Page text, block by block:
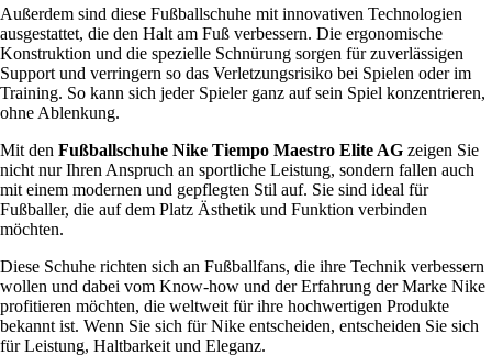
Außerdem sind diese Fußballschuhe mit innovativen Technologien
ausgestattet, die den Halt am Fuß verbessern. Die ergonomische
Konstruktion und die spezielle Schnürung sorgen für zuverlässigen
Support und verringern so das Verletzungsrisiko bei Spielen oder im
Training. So kann sich jeder Spieler ganz auf sein Spiel konzentrieren,
ohne Ablenkung.
Mit den Fußballschuhe Nike Tiempo Maestro Elite AG zeigen Sie
nicht nur Ihren Anspruch an sportliche Leistung, sondern fallen auch
mit einem modernen und gepflegten Stil auf. Sie sind ideal für
Fußballer, die auf dem Platz Ästhetik und Funktion verbinden
möchten.
Diese Schuhe richten sich an Fußballfans, die ihre Technik verbessern
wollen und dabei vom Know-how und der Erfahrung der Marke Nike
profitieren möchten, die weltweit für ihre hochwertigen Produkte
bekannt ist. Wenn Sie sich für Nike entscheiden, entscheiden Sie sich
für Leistung, Haltbarkeit und Eleganz.